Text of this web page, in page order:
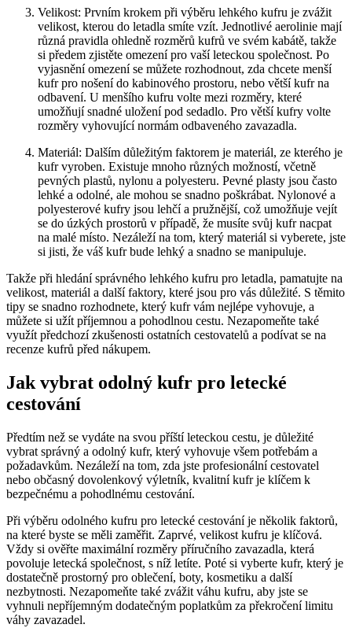
Velikost: Prvním krokem při výběru lehkého kufru je zvážit
velikost, kterou do letadla smíte vzít. Jednotlivé aerolinie mají
různá pravidla ohledně rozměrů kufrů ve svém kabátě, takže
si předem zjistěte omezení pro vaší leteckou společnost. Po
vyjasnění omezení se můžete rozhodnout, zda chcete menší
kufr pro nošení do kabinového prostoru, nebo větší kufr na
odbavení. U menšího kufru volte mezi rozměry, které
umožňují snadné uložení pod sedadlo. Pro větší kufry volte
rozměry vyhovující normám odbaveného zavazadla.
Materiál: Dalším důležitým faktorem je materiál, ze kterého je
kufr vyroben. Existuje mnoho různých možností, včetně
pevných plastů, nylonu a polyesteru. Pevné plasty jsou často
lehké a odolné, ale mohou se snadno poškrábat. Nylonové a
polyesterové kufry jsou lehčí a pružnější, což umožňuje vejít
se do úzkých prostorů v případě, že musíte svůj kufr nacpat
na malé místo. Nezáleží na tom, který materiál si vyberete, jste
si jisti, že váš kufr bude lehký a snadno se manipuluje.
Takže při hledání správného lehkého kufru pro letadla, pamatujte na
velikost, materiál a další faktory, které jsou pro vás důležité. S těmito
tipy se snadno rozhodnete, který kufr vám nejlépe vyhovuje, a
můžete si užít příjemnou a pohodlnou cestu. Nezapomeňte také
využít předchozí zkušenosti ostatních cestovatelů a podívat se na
recenze kufrů před nákupem.
Jak vybrat odolný kufr pro letecké
cestování
Předtím než se vydáte na svou příští leteckou cestu, je důležité
vybrat správný a odolný kufr, který vyhovuje všem potřebám a
požadavkům. Nezáleží na tom, zda jste profesionální cestovatel
nebo občasný dovolenkový výletník, kvalitní kufr je klíčem k
bezpečnému a pohodlnému cestování.
Při výběru odolného kufru pro letecké cestování je několik faktorů,
na které byste se měli zaměřit. Zaprvé, velikost kufru je klíčová.
Vždy si ověřte maximální rozměry příručního zavazadla, která
povoluje letecká společnost, s níž letíte. Poté si vyberte kufr, který je
dostatečně prostorný pro oblečení, boty, kosmetiku a další
nezbytnosti. Nezapomeňte také zvážit váhu kufru, aby jste se
vyhnuli nepříjemným dodatečným poplatkům za překročení limitu
váhy zavazadel.